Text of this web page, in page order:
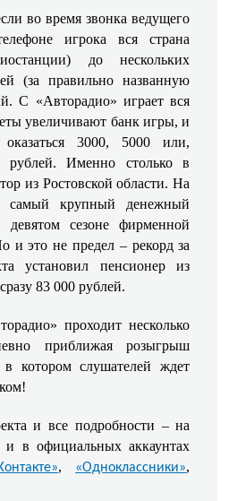
во время звонка ведущего
игрока вся страна
до нескольких
(за правильно названную
С «Авторадио» играет вся
увеличивают банк игры, и
3000, 5000 или,
рублей. Именно столько в
из Ростовской области. На
самый крупный денежный
сезоне фирменной
и это не предел – рекорд за
установил пенсионер из
83 000 рублей.
проходит несколько
приближая розыгрыш
в котором слушателей ждет
и все подробности – на
в официальных аккаунтах
, «Одноклассники»,